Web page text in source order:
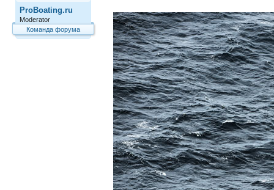
ProBoating.ru
Moderator
Команда форума